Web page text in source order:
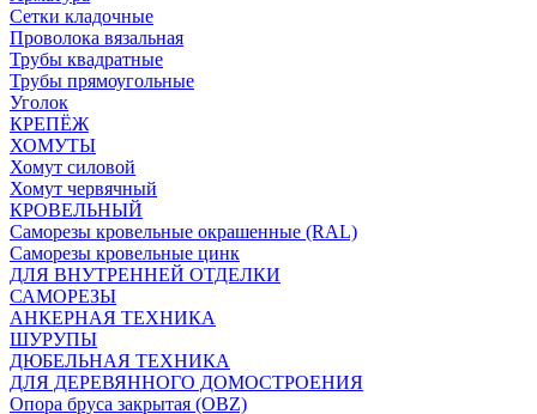
Сетки кладочные
Проволока вязальная
Трубы квадратные
Трубы прямоугольные
Уголок
КРЕПЁЖ
ХОМУТЫ
Хомут силовой
Хомут червячный
КРОВЕЛЬНЫЙ
Саморезы кровельные окрашенные (RAL)
Саморезы кровельные цинк
ДЛЯ ВНУТРЕННЕЙ ОТДЕЛКИ
САМОРЕЗЫ
АНКЕРНАЯ ТЕХНИКА
ШУРУПЫ
ДЮБЕЛЬНАЯ ТЕХНИКА
ДЛЯ ДЕРЕВЯННОГО ДОМОСТРОЕНИЯ
Опора бруса закрытая (OBZ)